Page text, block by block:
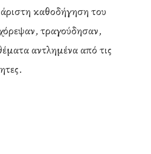
καθοδήγηση του
τραγούδησαν,
αντλημένα από τις